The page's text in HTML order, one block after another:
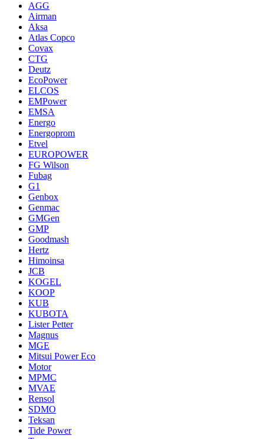
AGG
Airman
Aksa
Atlas Copco
Covax
CTG
Deutz
EcoPower
ELCOS
EMPower
EMSA
Energo
Energoprom
Etvel
EUROPOWER
FG Wilson
Fubag
G1
Genbox
Genmac
GMGen
GMP
Goodmash
Hertz
Himoinsa
JCB
KOGEL
KOOP
KUB
KUBOTA
Lister Petter
Magnus
MGE
Mitsui Power Eco
Motor
MPMC
MVAE
Rensol
SDMO
Teksan
Tide Power